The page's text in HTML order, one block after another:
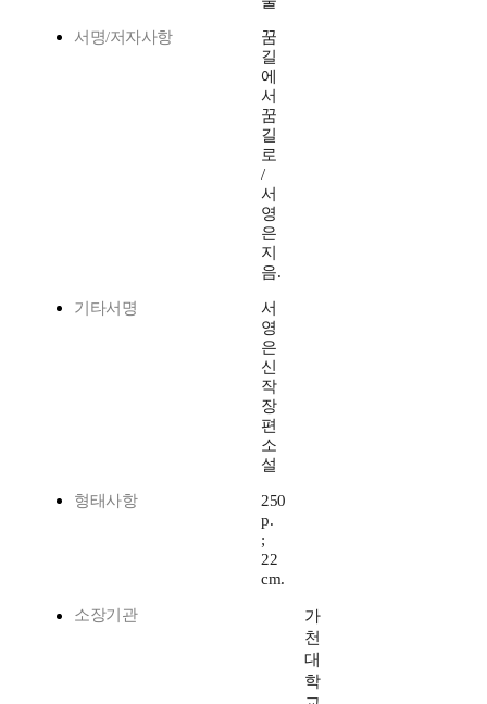
서명/저자사항
꿈
길
에
서
꿈
길
로
/
서
영
은
지
음.
기타서명
서
영
은
신
작
장
편
소
설
형태사항
250
p.
;
22
cm.
소장기관
가
천
대
학